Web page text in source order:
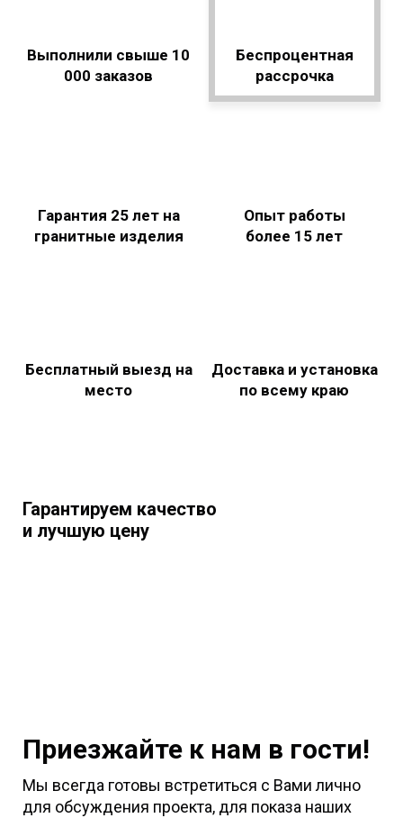
Выполнили свыше 10
000 заказов
Беспроцентная
рассрочка
Гарантия 25 лет на
гранитные изделия
Опыт работы
более 15 лет
Бесплатный выезд на
место
Доставка и установка
по всему краю
Гарантируем качество
и лучшую цену
Приезжайте к нам в гости!
Мы всегда готовы встретиться с Вами лично
для обсуждения проекта, для показа наших